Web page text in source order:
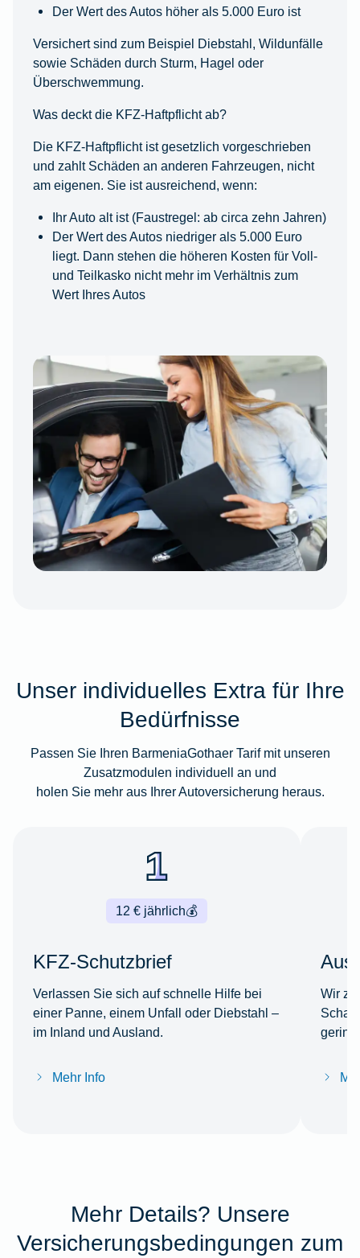
Der Wert des Autos höher als 5.000 Euro ist
Versichert sind zum Beispiel Diebstahl, Wildunfälle
sowie Schäden durch Sturm, Hagel oder
Überschwemmung.
Was deckt die KFZ-Haftpflicht ab?
Die KFZ-Haftpflicht ist gesetzlich vorgeschrieben
und zahlt Schäden an anderen Fahrzeugen, nicht
am eigenen. Sie ist ausreichend, wenn:
Ihr Auto alt ist (Faustregel: ab circa zehn Jahren)
Der Wert des Autos niedriger als 5.000 Euro
liegt. Dann stehen die höheren Kosten für Voll-
und Teilkasko nicht mehr im Verhältnis zum
Wert Ihres Autos
Unser individuelles Extra für Ihre
Bedürfnisse
Passen Sie Ihren BarmeniaGothaer Tarif mit unseren
Zusatzmodulen individuell an und
holen Sie mehr aus Ihrer Autoversicherung heraus.
💰
12 € jährlich
KFZ-Schutzbrief
Verlassen Sie sich auf schnelle Hilfe bei
einer Panne, einem Unfall oder Diebstahl –
im Inland und Ausland.
Mehr Info
Wir
Mehr Details? Unsere
Versicherungsbedingungen zum